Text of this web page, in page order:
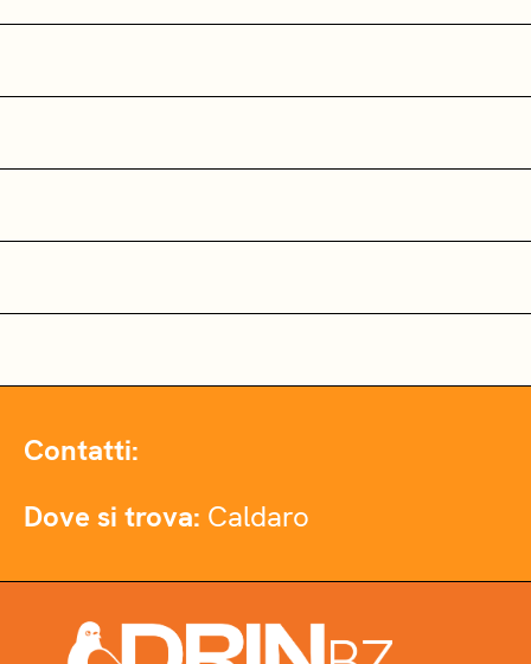
Contatti:
Dove si trova: Caldaro